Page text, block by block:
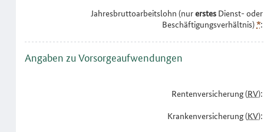
Jahresbruttoarbeitslohn (nurerstes Dienst- oder
Beschäftigungsverhältnis)*:
Angaben zu Vorsorgeaufwendungen
Rentenversicherung (RV):
Krankenversicherung (KV):